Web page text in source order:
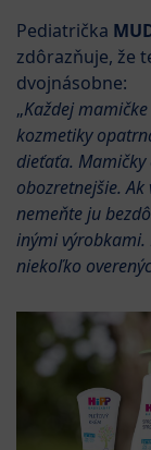
Pediatrička
zdôrazňuje, že
dvojnásobne:
„Každej
kozmetiky
dieťaťa.
obozretnejšie.
nemeňte ju
inými
niekoľko